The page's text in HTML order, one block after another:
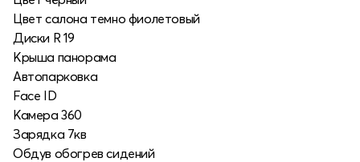
Цвет салона темно фиолетовый
Диски R 19
Крыша панорама
Автопарковка
Face ID
Камера 360
Зарядка 7кв
Обдув обогрев сидений